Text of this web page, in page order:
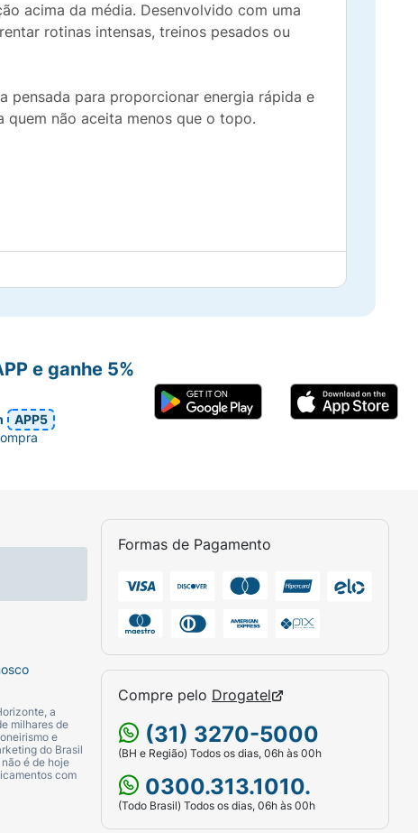
acima da média. Desenvolvido com uma
rotinas intensas, treinos pesados ou
pensada para proporcionar energia rápida e
quem não aceita menos que o topo.
a
milhares de
e
do Brasil
é de hoje
com
Formas de Pagamento
Compre pelo Drogatel
(31) 3270-5000
(BH e Região) Todos os dias, 06h às 00h
0300.313.1010.
(Todo Brasil) Todos os dias, 06h às 00h
e ganhe 5%
APP5